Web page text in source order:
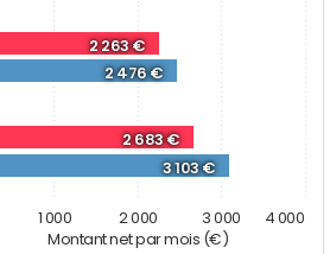
Montant net par mois (€)
2 263 €
2 683 €
2 476 €
3 103 €
1 000 2 000 3 000 4 000